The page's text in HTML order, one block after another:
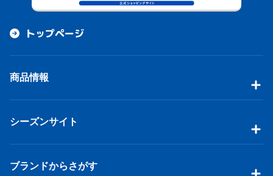
トップページ
商品情報
シーズンサイト
ブランドからさがす